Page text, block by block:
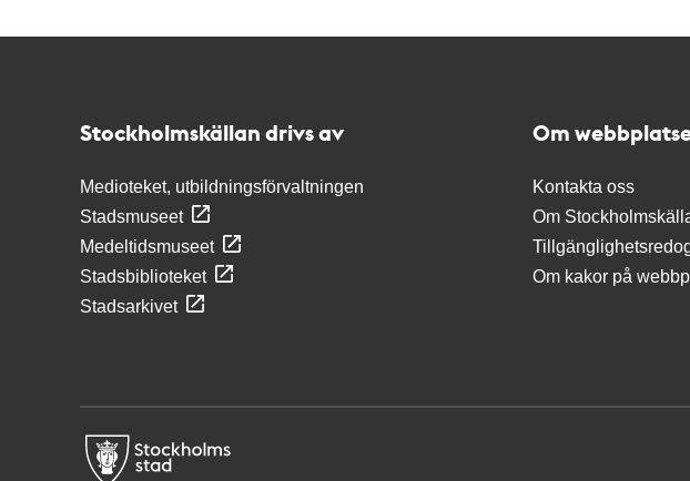
Stockholmskällan drivs av
Medioteket, utbildningsförvaltningen
Stadsmuseet
Medeltidsmuseet
Stadsbiblioteket
Stadsarkivet
Om
Kontakta oss
Om
Om kakor på